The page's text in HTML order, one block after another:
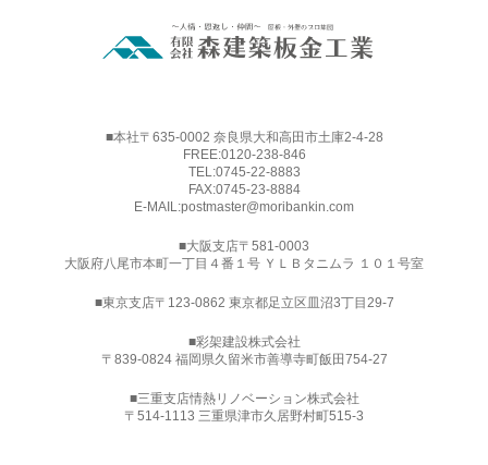
■本社〒635-0002 奈良県大和高田市土庫2-4-28
FREE:0120-238-846
TEL:0745-22-8883
FAX:0745-23-8884
E-MAIL:postmaster@moribankin.com
■大阪支店〒581-0003
大阪府八尾市本町一丁目４番１号 ＹＬＢタニムラ １０１号室
■東京支店〒123-0862 東京都足立区皿沼3丁目29-7
■彩架建設株式会社
〒839-0824 福岡県久留米市善導寺町飯田754-27
■三重支店情熱リノベーション株式会社
〒514-1113 三重県津市久居野村町515-3